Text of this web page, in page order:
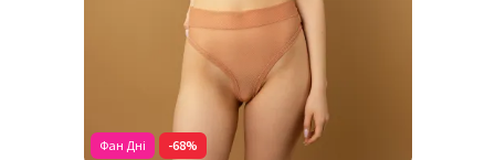
Фан Дні -68%